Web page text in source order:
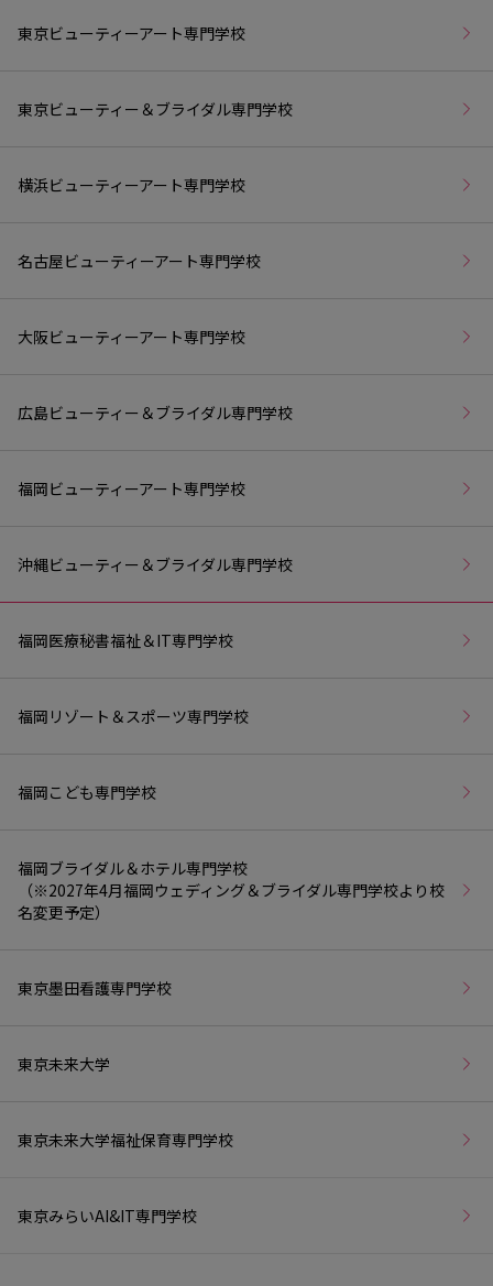
東京ビューティーアート専門学校
東京ビューティー＆ブライダル専門学校
横浜ビューティーアート専門学校
名古屋ビューティーアート専門学校
大阪ビューティーアート専門学校
広島ビューティー＆ブライダル専門学校
福岡ビューティーアート専門学校
沖縄ビューティー＆ブライダル専門学校
福岡医療秘書福祉＆IT専門学校
福岡リゾート＆スポーツ専門学校
福岡こども専門学校
福岡ブライダル＆ホテル専門学校
（※2027年4月福岡ウェディング＆ブライダル専門学校より校
名変更予定）
東京墨田看護専門学校
東京未来大学
東京未来大学福祉保育専門学校
東京みらいAI&IT専門学校